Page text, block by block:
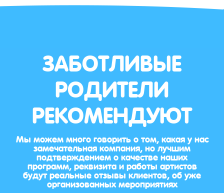
ЗАБОТЛИВЫЕ
РОДИТЕЛИ
РЕКОМЕНДУЮТ
Мы можем много говорить о том, какая у нас
замечательная компания, но лучшим
подтверждением о качестве наших
программ, реквизита и работы артистов
будут реальные отзывы клиентов, об уже
организованных мероприятиях